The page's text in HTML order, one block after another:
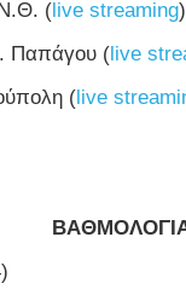
( live streaming)
Παπάγου ( live
( live